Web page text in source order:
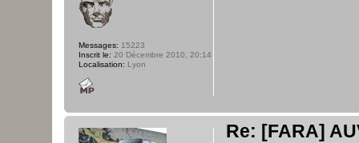
Messages: 15223
Inscrit le: 20 Décembre 2010, 20:14
Localisation: Lyon
Re: [FARA]